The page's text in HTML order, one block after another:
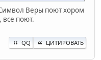
Веры поют хором
поют.
QQ ЦИТИРОВАТЬ